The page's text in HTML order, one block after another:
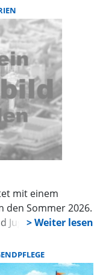
mit einem
den Sommer 2026.
Jugendliche aus
noch Plätze frei.